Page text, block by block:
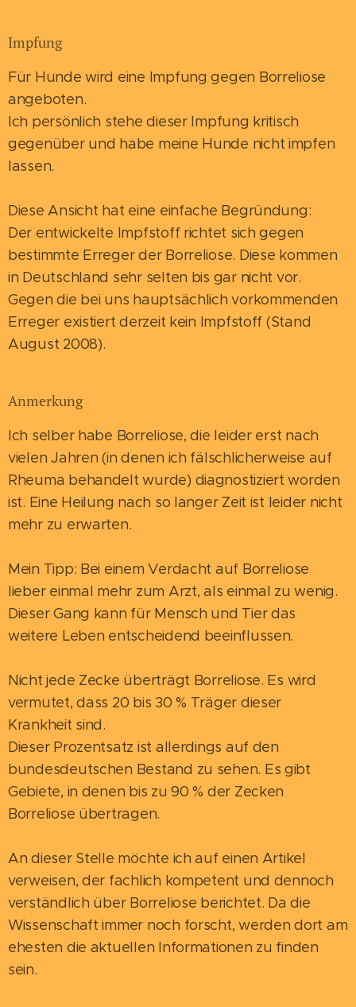
Impfung
Für Hunde wird eine Impfung gegen Borreliose
angeboten.
Ich persönlich stehe dieser Impfung kritisch
gegenüber und habe meine Hunde nicht impfen
lassen.
Diese Ansicht hat eine einfache Begründung:
Der entwickelte Impfstoff richtet sich gegen
bestimmte Erreger der Borreliose. Diese kommen
in Deutschland sehr selten bis gar nicht vor.
Gegen die bei uns hauptsächlich vorkommenden
Erreger existiert derzeit kein Impfstoff (Stand
August 2008).
Anmerkung
Ich selber habe Borreliose, die leider erst nach
vielen Jahren (in denen ich fälschlicherweise auf
Rheuma behandelt wurde) diagnostiziert worden
ist. Eine Heilung nach so langer Zeit ist leider nicht
mehr zu erwarten.
Mein Tipp: Bei einem Verdacht auf Borreliose
lieber einmal mehr zum Arzt, als einmal zu wenig.
Dieser Gang kann für Mensch und Tier das
weitere Leben entscheidend beeinflussen.
Nicht jede Zecke überträgt Borreliose. Es wird
vermutet, dass 20 bis 30 % Träger dieser
Krankheit sind.
Dieser Prozentsatz ist allerdings auf den
bundesdeutschen Bestand zu sehen. Es gibt
Gebiete, in denen bis zu 90 % der Zecken
Borreliose übertragen.
An dieser Stelle möchte ich auf einen Artikel
verweisen, der fachlich kompetent und dennoch
verständlich über Borreliose berichtet. Da die
Wissenschaft immer noch forscht, werden dort am
ehesten die aktuellen Informationen zu finden
sein.